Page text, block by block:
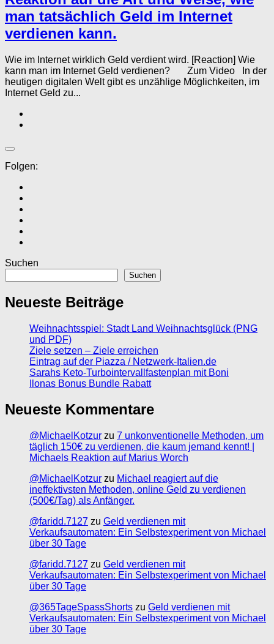
man tatsächlich Geld im Internet
verdienen kann.
Wie im Internet wirklich Geld verdient wird. [Reaction] Wie
kann man im Internet Geld verdienen? Zum Video In der
heutigen digitalen Welt gibt es unzählige Möglichkeiten, im
Internet Geld zu...
Folgen:
Suchen
Suchen
Neueste Beiträge
Weihnachtsspiel: Stadt Land Weihnachtsglück (PNG
und PDF)
Ziele setzen – Ziele erreichen
Eintrag auf der Piazza / Netzwerk-Italien.de
Sarahs Keto-Turbointervallfastenplan mit Boni
Ilonas Bonus Bundle Rabatt
Neueste Kommentare
@MichaelKotzur zu 7 unkonventionelle Methoden, um
täglich 150€ zu verdienen, die kaum jemand kennt! |
Michaels Reaktion auf Marius Worch
@MichaelKotzur zu Michael reagiert auf die
ineffektivsten Methoden, online Geld zu verdienen
(500€/Tag) als Anfänger.
@faridd.7127 zu Geld verdienen mit
Verkaufsautomaten: Ein Selbstexperiment von Michael
über 30 Tage
@faridd.7127 zu Geld verdienen mit
Verkaufsautomaten: Ein Selbstexperiment von Michael
über 30 Tage
@365TageSpassShorts zu Geld verdienen mit
Verkaufsautomaten: Ein Selbstexperiment von Michael
über 30 Tage